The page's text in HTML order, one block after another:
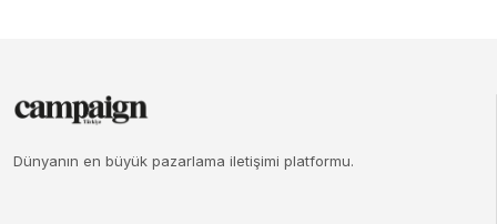
Dünyanın en büyük pazarlama iletişimi platformu.